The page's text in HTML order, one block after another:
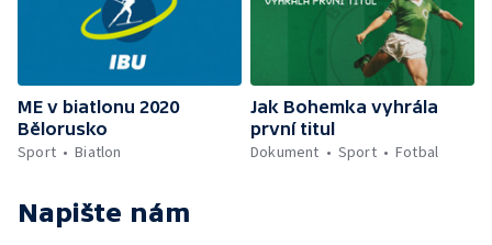
ME v biatlonu 2020
Bělorusko
Sport
Biatlon
Jak Bohemka vyhrála
první titul
Dokument
Sport Fotbal
Napište nám